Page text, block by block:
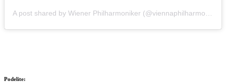
A post shared by Wiener Philharmoniker (@viennaphilharmonic)
Podelite: